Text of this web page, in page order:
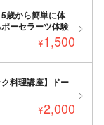
歳から簡単に体
ーセラーツ体験
¥1,500
料理講座】ドー
¥2,000